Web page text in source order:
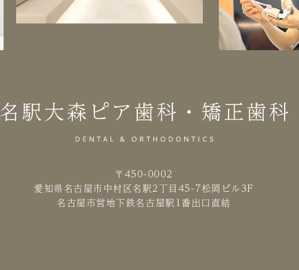
〒450-0002
愛知県名古屋市中村区名駅2丁目45-7松岡ビル3F
名古屋市営地下鉄名古屋駅1番出口直結